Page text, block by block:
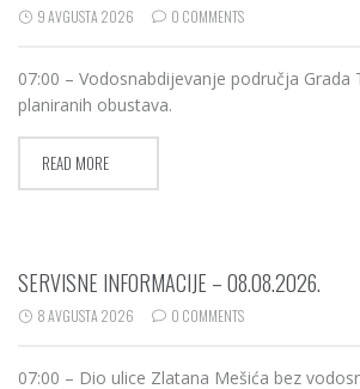
9 AVGUSTA 2026 0 COMMENTS
07:00 – Vodosnabdijevanje područja Grada
planiranih obustava.
READ MORE
SERVISNE INFORMACIJE – 08.08.2026.
8 AVGUSTA 2026 0 COMMENTS
07:00 – Dio ulice Zlatana Mešića bez